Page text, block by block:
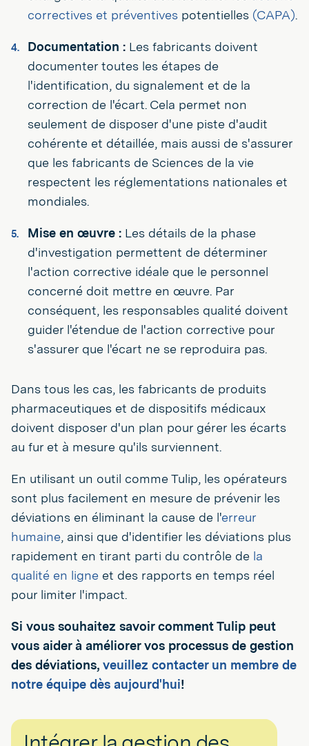
correctives et préventivespotentielles (CAPA).
Documentation :Les fabricants doivent
documenter toutes les étapes de
l'identification, du signalement et de la
correction de l'écart. Cela permet non
seulement de disposer d'une piste d'audit
cohérente et détaillée, mais aussi de s'assurer
que les fabricants de Sciences de la vie
respectent les réglementations nationales et
mondiales.
Mise en œuvre :Les détails de la phase
d'investigation permettent de déterminer
l'action corrective idéale que le personnel
concerné doit mettre en œuvre. Par
conséquent, les responsables qualité doivent
guider l'étendue de l'action corrective pour
s'assurer que l'écart ne se reproduira pas.
Dans tous les cas, les fabricants de produits
pharmaceutiques et de dispositifs médicaux
doivent disposer d'un plan pour gérer les écarts
au fur et à mesure qu'ils surviennent.
En utilisant un outil comme Tulip, les opérateurs
sont plus facilement en mesure de prévenir les
déviations en éliminant la cause de l'erreur
humaine, ainsi que d'identifier les déviations plus
rapidement en tirant parti du contrôle de la
qualité en ligne et des rapports en temps réel
pour limiter l'impact.
Si vous souhaitez savoir comment Tulip peut
vous aider à améliorer vos processus de gestion
des déviations, veuillez contacter un membre de
notre équipe dès aujourd'hui!